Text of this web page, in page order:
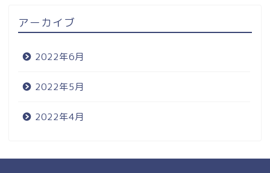
アーカイブ
2022年6月
2022年5月
2022年4月